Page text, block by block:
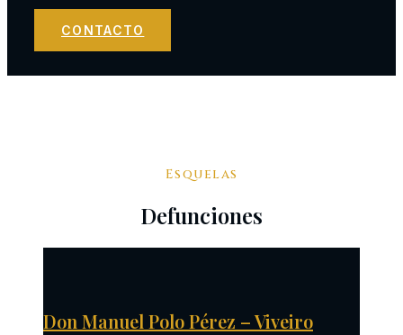
CONTACTO
Esquelas
Defunciones
Don Manuel Polo Pérez – Viveiro